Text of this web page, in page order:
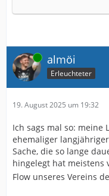
Online almöi
Erleuchteter
19. August 2025 um 19:32
Ich sags mal so: meine
ehemaliger
Sache, die so lange
hingelegt hat meistens
Flow unseres Vereins